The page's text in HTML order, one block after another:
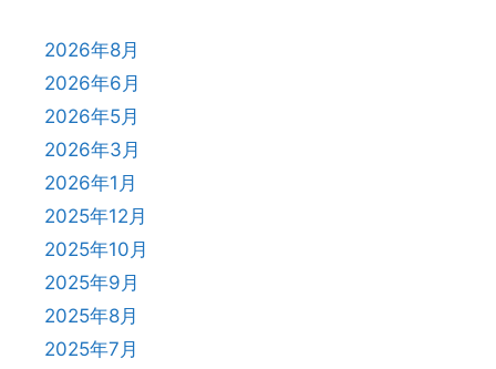
2026年8月
2026年6月
2026年5月
2026年3月
2026年1月
2025年12月
2025年10月
2025年9月
2025年8月
2025年7月